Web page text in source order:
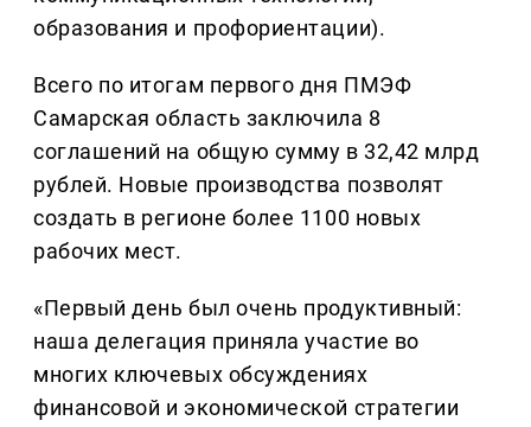
образования и профориентации).
Всего по итогам первого дня ПМЭФ
Самарская область заключила 8
соглашений на общую сумму в 32,42 млрд
рублей. Новые производства позволят
создать в регионе более 1100 новых
рабочих мест.
«Первый день был очень продуктивный:
наша делегация приняла участие во
многих ключевых обсуждениях
финансовой и экономической стратегии